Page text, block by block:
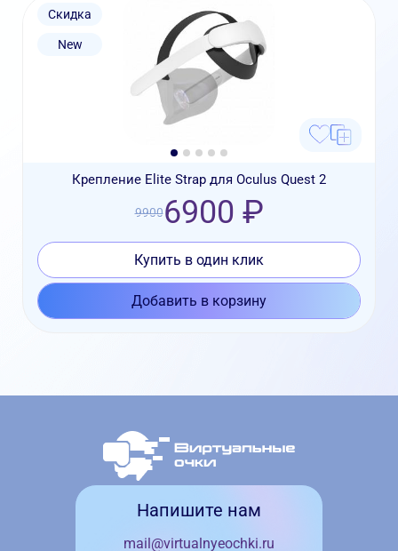
Скидка
New
Крепление Elite Strap для Oculus Quest 2
99006900 ₽
Купить в один клик
Добавить в корзину
Напишите нам
mail@virtualnyeochki.ru